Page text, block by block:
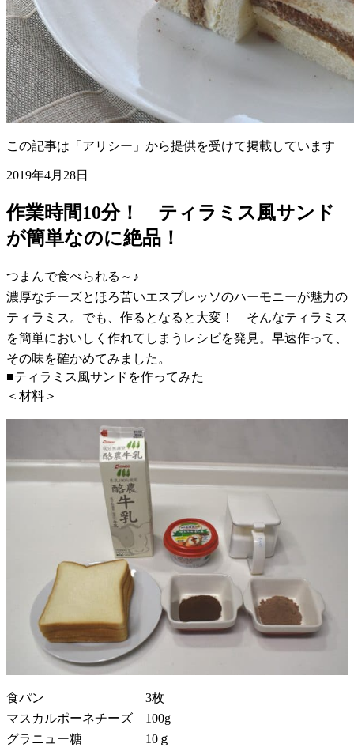
この記事は「アリシー」から提供を受けて掲載しています
2019年4月28日
作業時間10分！ ティラミス風サンド
が簡単なのに絶品！
つまんで食べられる～♪
濃厚なチーズとほろ苦いエスプレッソのハーモニーが魅力の
ティラミス。でも、作るとなると大変！ そんなティラミス
を簡単においしく作れてしまうレシピを発見。早速作って、
その味を確かめてみました。
■ティラミス風サンドを作ってみた
＜材料＞
食パン 3枚
マスカルポーネチーズ 100g
グラニュー糖 10ｇ